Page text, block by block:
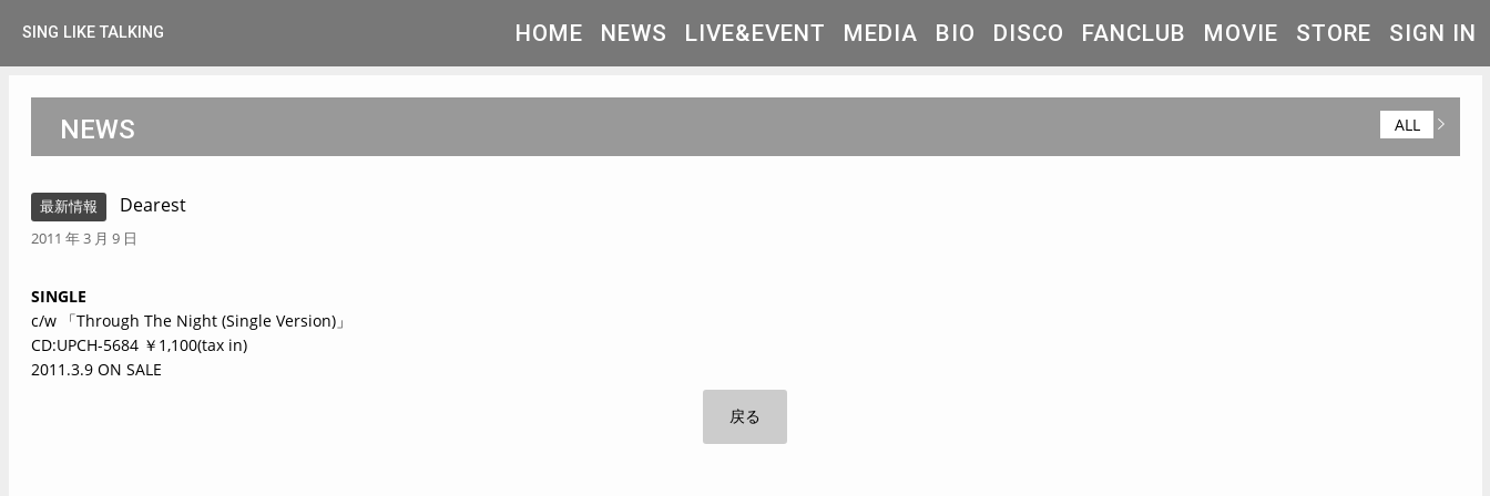
SING LIKE TALKING HOME NEWS LIVE&EVENT MEDIA BIO DISCO FANCLUB MOVIE STORE SIGN IN
NEWS ALL
最新情報 Dearest
2011 年 3 月 9 日
SINGLE
c/w 「Through The Night (Single Version)」
CD:UPCH-5684 ￥1,100(tax in)
2011.3.9 ON SALE
戻る